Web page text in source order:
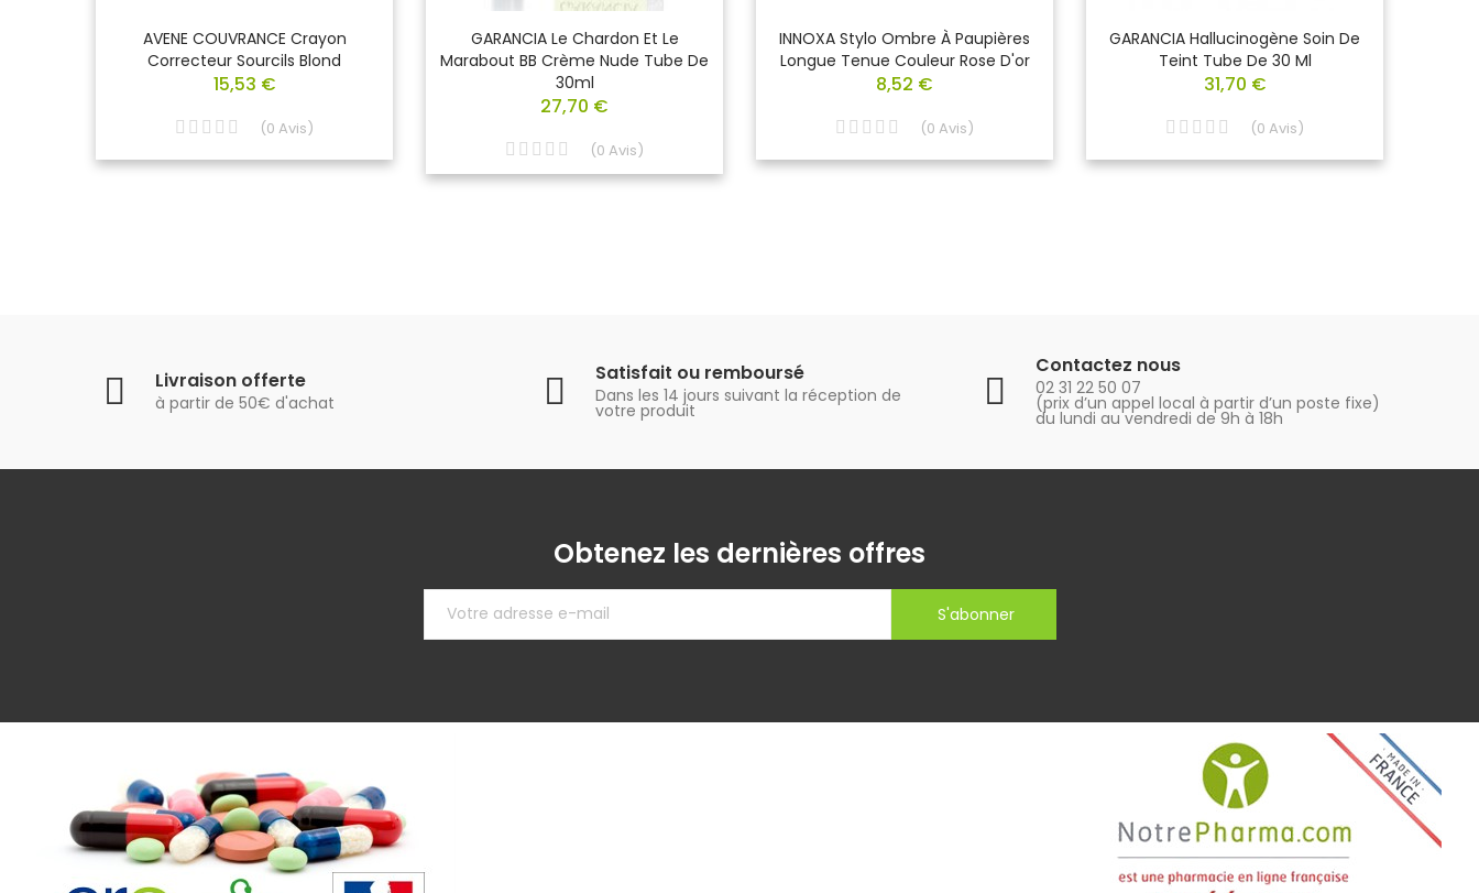
AVENE COUVRANCE Crayon
Correcteur Sourcils Blond
15,53 €
(0 Avis)
GARANCIA Le Chardon Et Le
Marabout BB Crème Nude Tube De
30ml
27,70 €
(0 Avis)
INNOXA Stylo Ombre À Paupières
Longue Tenue Couleur Rose D'or
8,52 €
(0 Avis)
GARANCIA Hallucinogène Soin De
Teint Tube De 30 Ml
31,70 €
(0 Avis)
Livraison offerte
à partir de 50€ d'achat
Satisfait ou remboursé
Dans les 14 jours suivant la réception de
votre produit
Contactez nous
02 31 22 50 07
(prix d’un appel local à partir d’un poste fixe)
du lundi au vendredi de 9h à 18h
Obtenez les dernières offres
S'abonner